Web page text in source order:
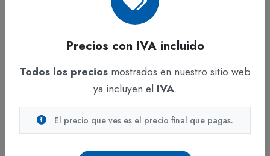
Permite organizar materiales para reciclaje o
almacenamiento temporal.
Fácil almacenamiento y transporte.
Ideal para programas internos de gestión
Precios con IVA incluido
Todos los precios mostrados en nuestro sitio web
ya incluyen el IVA.
El precio que ves es el precio final que pagas.